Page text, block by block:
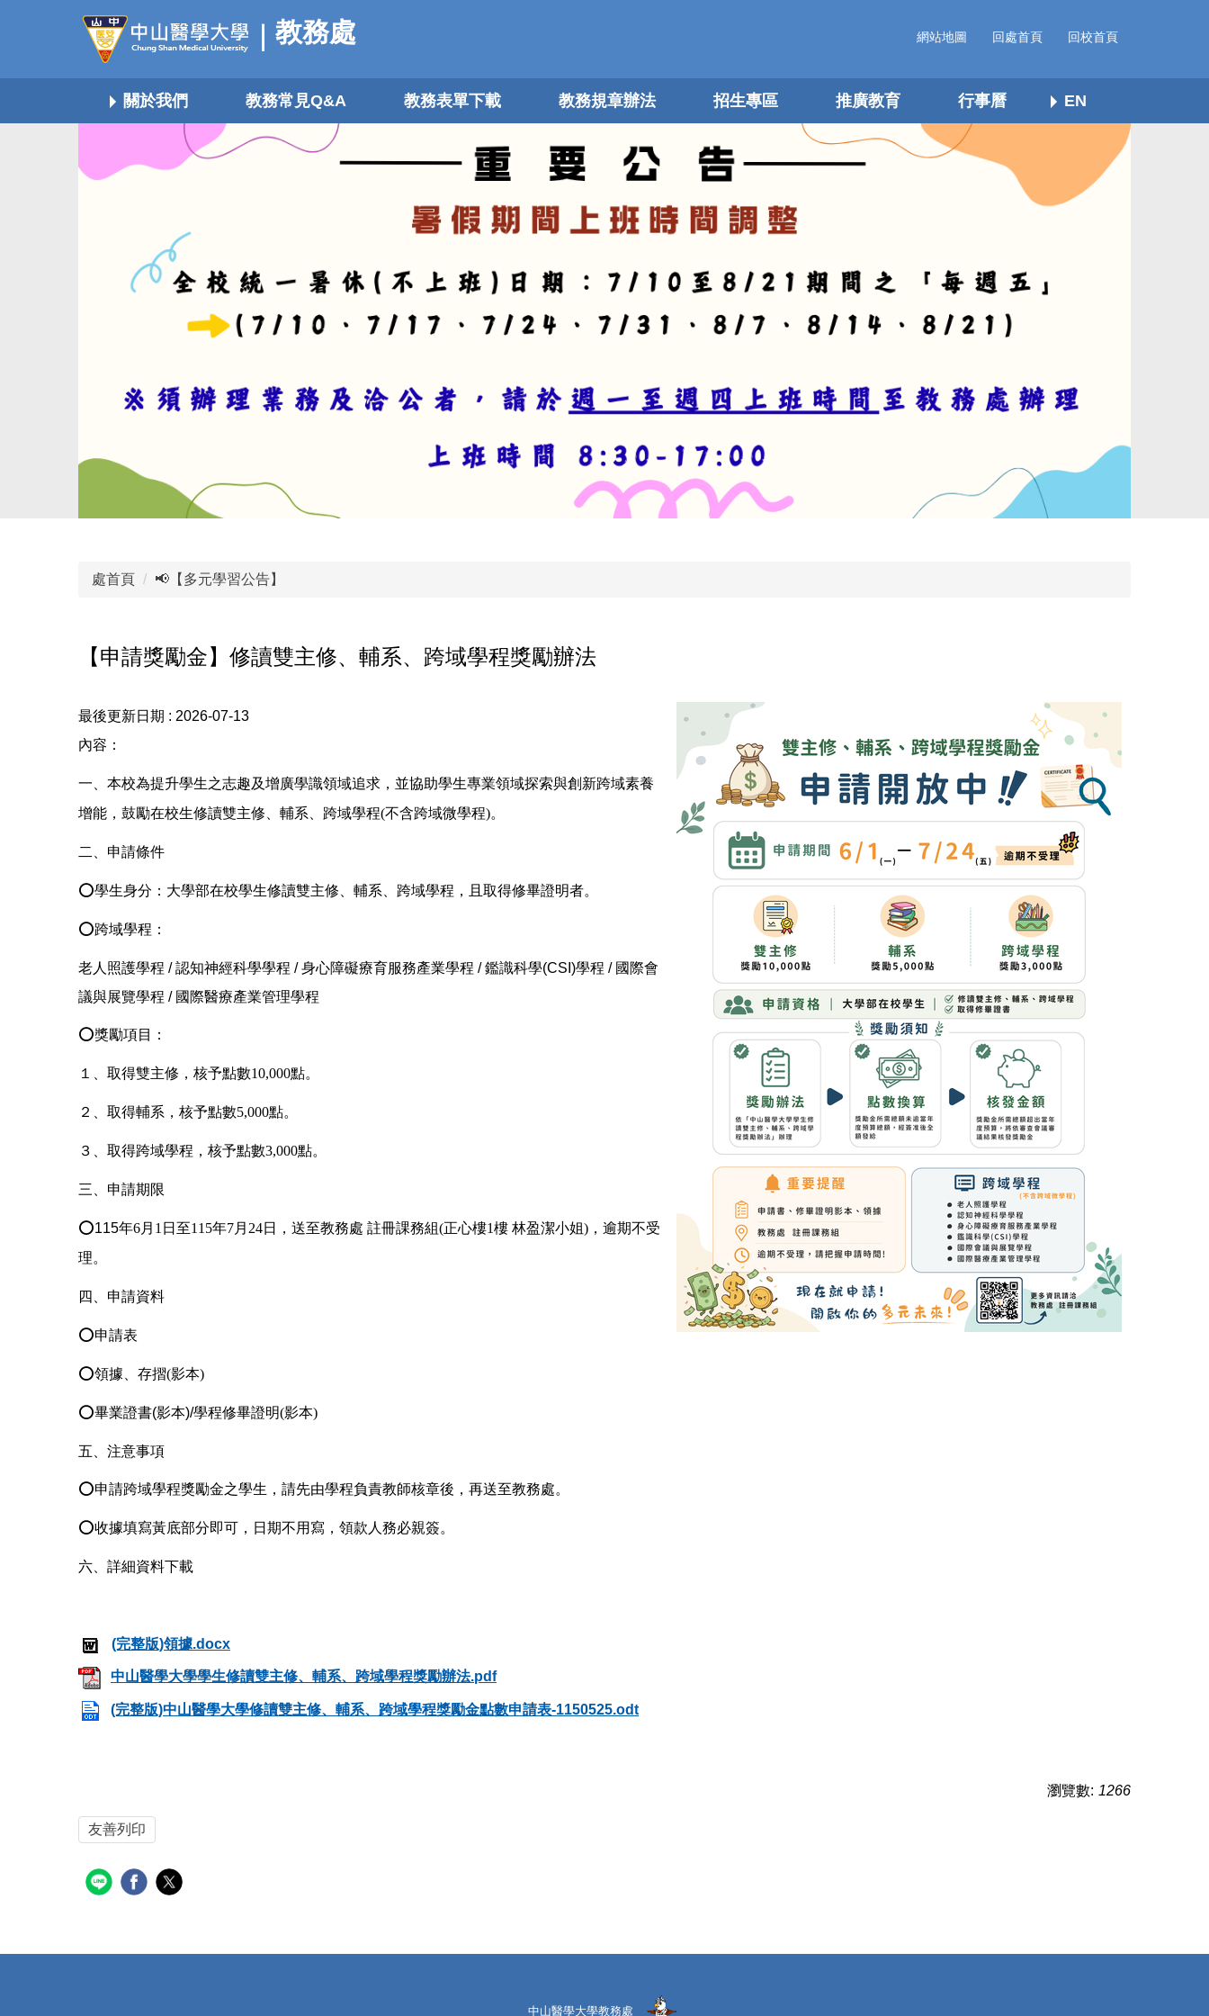
要
容
教務處 網站地圖 回處首頁 回校首頁
關於我們 教務常見Q&A 教務表單下載 教務規章辦法 招生專區 推廣教育 行事曆 EN
處首頁 📢【多元學習公告】
【申請獎勵金】修讀雙主修、輔系、跨域學程獎勵辦法
最後更新日期 : 2026-07-13
內容：
一、本校為提升學生之志趣及增廣學識領域追求，並協助學生專業領域探索與創新跨域素養
增能，鼓勵在校生修讀雙主修、輔系、跨域學程(不含跨域微學程)。
二、申請條件
⭕學生身分：大學部在校學生修讀雙主修、輔系、跨域學程，且取得修畢證明者。
⭕跨域學程 ：
老人照護學程 / 認知神經科學學程 / 身心障礙療育服務產業學程 / 鑑識科學(CSI)學程 / 國際會
議與展覽學程 / 國際醫療產業管理學程
⭕獎勵項目：
１、取得雙主修，核予點數10,000點。
２、取得輔系，核予點數5,000點。
３、取得跨域學程，核予點數3,000點。
三、申請期限
⭕115年6月1日至115年7月24日，送至教務處 註冊課務組(正心樓1樓 林盈潔小姐)，逾期不受
理。
四、申請資料
⭕申請表
⭕領據、存摺(影本)
⭕畢業證書(影本)/學程修畢證明(影本)
五、注意事項
⭕申請跨域學程獎勵金之學生，請先由學程負責教師核章後，再送至教務處。
⭕收據填寫黃底部分即可，日期不用寫，領款人務必親簽。
六、詳細資料下載
(完整版)領據.docx
中山醫學大學學生修讀雙主修、輔系、跨域學程獎勵辦法.pdf
(完整版)中山醫學大學修讀雙主修、輔系、跨域學程獎勵金點數申請表-1150525.odt
瀏覽數: 1266
友善列印
中山醫學大學教務處